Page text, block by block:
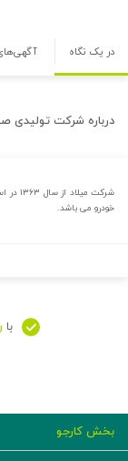
در یک نگاه
درباره شرکت تولیدی
شرکت
خودرو می باشد.
با
بخش کارجو